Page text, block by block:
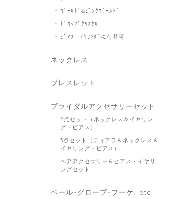
ｺﾞｰﾙﾄﾞ&ﾋﾟﾝｸｺﾞｰﾙﾄﾞ
ﾄﾞﾛｯﾌﾟｸﾘｽﾀﾙ
ﾋﾟｱｽ→ｲﾔﾘﾝｸﾞに付替可
ネックレス
ブレスレット
ブライダルアクセサリーセット
2点セット（ネックレス＆イヤリン
グ・ピアス）
3点セット（ティアラ＆ネックレス＆
イヤリング・ピアス）
ヘアアクセサリー＆ピアス・イヤリ
ングセット
ベール･グローブ･ブーケ...etc